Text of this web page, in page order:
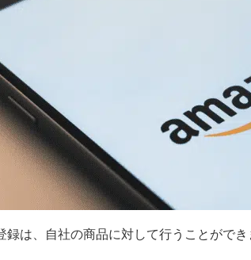
は、自社の商品に対して行うことができ